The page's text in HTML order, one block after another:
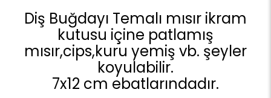
Diş Buğdayı Temalı mısır ikram
kutusu içine patlamış
mısır,cips,kuru yemiş vb. şeyler
koyulabilir.
7x12 cm ebatlarındadır.